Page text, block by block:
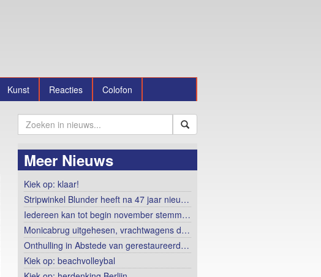
Kunst Reacties Colofon
Meer Nieuws
Kiek op: klaar!
Stripwinkel Blunder heeft na 47 jaar nieu…
Iedereen kan tot begin november stemm…
Monicabrug uitgehesen, vrachtwagens d…
Onthulling in Abstede van gerestaureerd…
Kiek op: beachvolleybal